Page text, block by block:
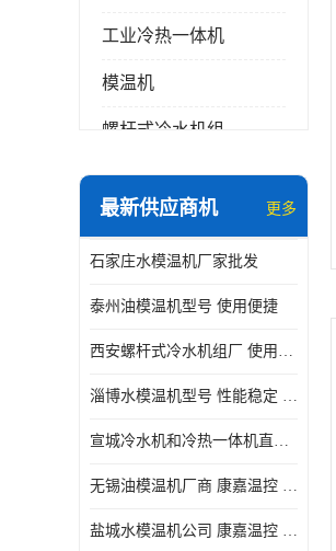
工业冷热一体机
模温机
螺杆式冷水机组
冷水机和冷热一体机
防爆冷水机
最新供应商机 更多
石家庄水模温机厂家批发
泰州油模温机型号 使用便捷
西安螺杆式冷水机组厂 使用便捷
淄博水模温机型号 性能稳定 康嘉温控
宣城冷水机和冷热一体机直供 操作方便
无锡油模温机厂商 康嘉温控 性能稳定
盐城水模温机公司 康嘉温控 操作方便